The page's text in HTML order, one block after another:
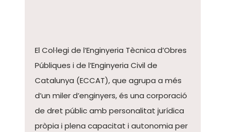
El Col·legi de l’Enginyeria Tècnica d’Obres
Públiques i de l’Enginyeria Civil de
Catalunya (ECCAT), que agrupa a més
d’un miler d’enginyers, és una corporació
de dret públic amb personalitat jurídica
pròpia i plena capacitat i autonomia per